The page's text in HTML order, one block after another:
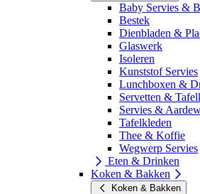
Baby Servies &
Bestek
Dienbladen &
Glaswerk
Isoleren
Kunststof Servies
Lunchboxen &
Servetten &
Servies &
Tafelkleden
Thee & Koffie
Wegwerp Servies
Eten & Drinken
Koken & Bakken
Koken & Bakken